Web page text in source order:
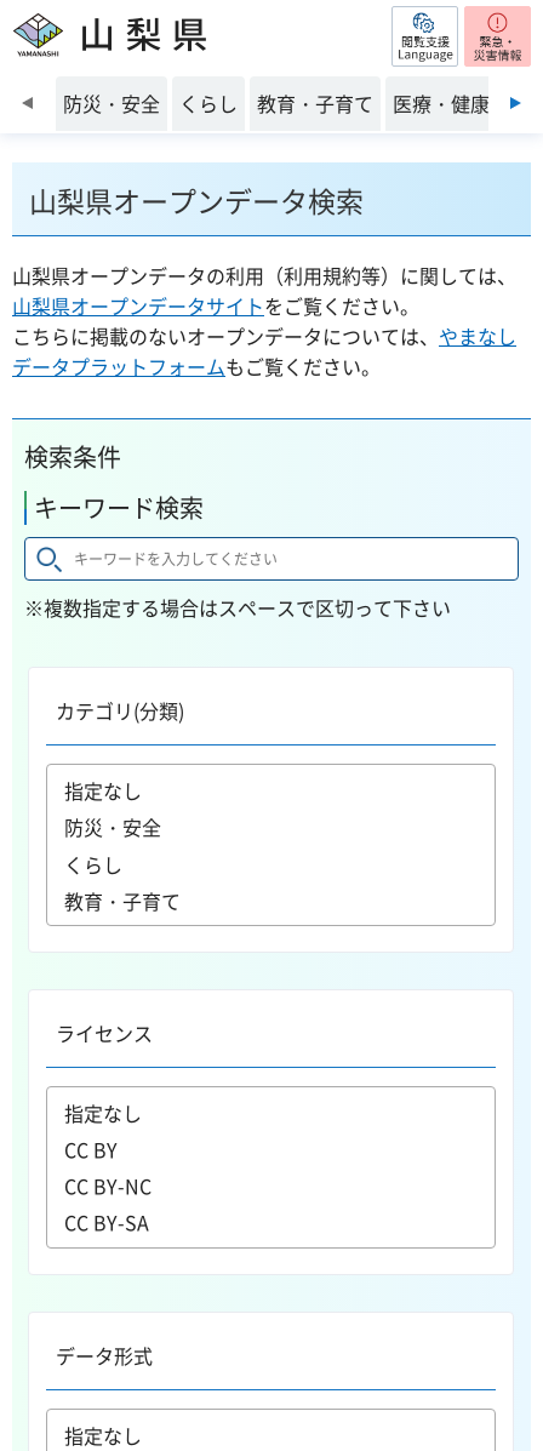
山梨県 閲覧支援
前のスライドを表示
防災・安全 くらし 教育・子育て 医療・健康・福
山梨県オープンデータ検索
山梨県オープンデータの利用（利用規約等）に関しては、
山梨県オープンデータサイトをご覧ください。
こちらに掲載のないオープンデータについては、 やまなし
データプラットフォームもご覧ください。
検索条件
キーワード検索
※複数指定する場合はスペースで区切って下さい
カテゴリ(分類)
ライセンス
データ形式